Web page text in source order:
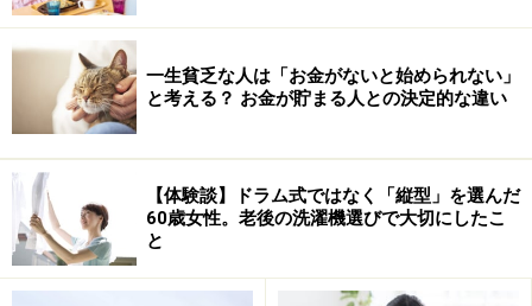
東京商工リサーチによると、2021年6月3日時点で「早
期・希望退職」を実施した上場企業は50社、そのうち直
近の本決算で最終赤字の企業が34社、黒字企業が13社で
す。募集人数は1万人を超えています。
一生貧乏な人は「お金がないと始められない」
と考える？ お金が貯まる人との決定的な違い
【体験談】ドラム式ではなく「縦型」を選んだ
60歳女性。老後の洗濯機選びで大切にしたこ
と